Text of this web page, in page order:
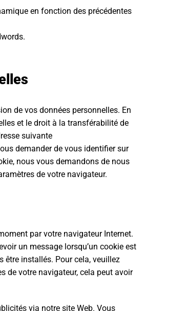
en fonction des précédentes
de vos données personnelles. En
et le droit à la transférabilité de
suivante
demander de vous identifier sur
nous vous demandons de nous
de votre navigateur.
par votre navigateur Internet.
un message lorsqu’un cookie est
être installés. Pour cela, veuillez
de votre navigateur, cela peut avoir
via notre site Web. Vous